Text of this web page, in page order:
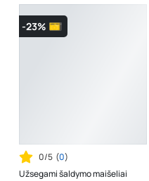
-23%
0/5 (0)
Užsegami šaldymo maišeliai